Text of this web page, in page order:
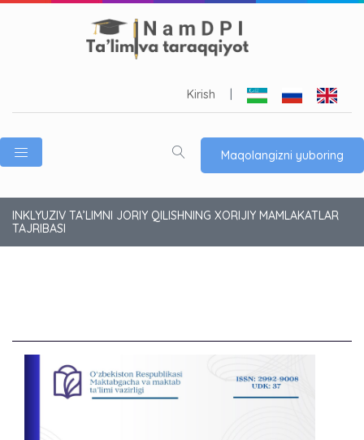
Kirish
Maqolangizni yuboring
INKLYUZIV TA’LIMNI JORIY QILISHNING XORIJIY MAMLAKATLAR
TAJRIBASI